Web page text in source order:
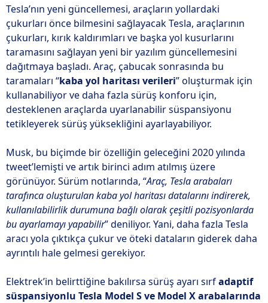
a
ş
a
t
a
n
ı
ç
t
a
r
i
h
i
Tesla’nın yeni güncellemesi, araçların yollardaki
çukurları önce bilmesini sağlayacak Tesla, araçlarının
çukurları, kırık kaldırımları ve başka yol kusurlarını
taramasını sağlayan yeni bir yazılım güncellemesini
dağıtmaya başladı. Araç, çabucak sonrasında bu
taramaları “kaba yol haritası verileri” oluşturmak için
kullanabiliyor ve daha fazla sürüş konforu için,
desteklenen araçlarda uyarlanabilir süspansiyonu
tetikleyerek sürüş yüksekliğini ayarlayabiliyor.
Musk, bu biçimde bir özelliğin geleceğini 2020 yılında
tweet’lemişti ve artık birinci adım atılmış üzere
görünüyor. Sürüm notlarında, “Araç, Tesla arabaları
tarafınca oluşturulan kaba yol haritası datalarını indirerek,
kullanılabilirlik durumuna bağlı olarak çeşitli pozisyonlarda
bu ayarlamayı yapabilir” deniliyor. Yani, daha fazla Tesla
aracı yola çıktıkça çukur ve öteki dataların giderek daha
ayrıntılı hale gelmesi gerekiyor.
Elektrek’in belirttiğine bakılırsa sürüş ayarı sırfadaptif
süspansiyonlu Tesla Model S ve Model X arabalarında